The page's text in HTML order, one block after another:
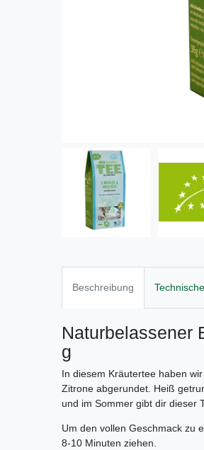
Beschreibung
Naturbelassener
g
In diesem Kräutertee haben
Zitrone abgerundet. Heiß
und im Sommer gibt dir dieser
Um den vollen Geschmack zu
8-10 Minuten ziehen.